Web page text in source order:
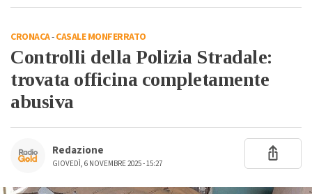
CRONACA-CASALE MONFERRATO
Controlli della Polizia Stradale:
trovata officina completamente
abusiva
Redazione
GIOVEDÌ, 6 NOVEMBRE 2025 - 15:27